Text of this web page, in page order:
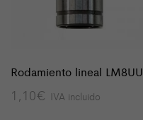
Rodamiento lineal LM8UU
1,10€ IVA incluido